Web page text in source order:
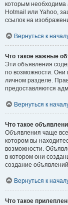
которым необходима
Hotmail или Yahoo,
ссылок на
Вернуться к
Что такое важные
Эти объявления
по возможности. Они
личном разделе.
предоставляются
Вернуться к
Что такое
Объявления чаще
котором вы
возможности.
в котором они
создание
Вернуться к
Что такое